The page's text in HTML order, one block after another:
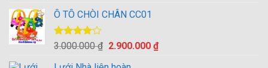
Ô TÔ CHÒI CHÂN CC01
Được
4.005
3.000.000₫ Giá
2.900.000 ₫Giá